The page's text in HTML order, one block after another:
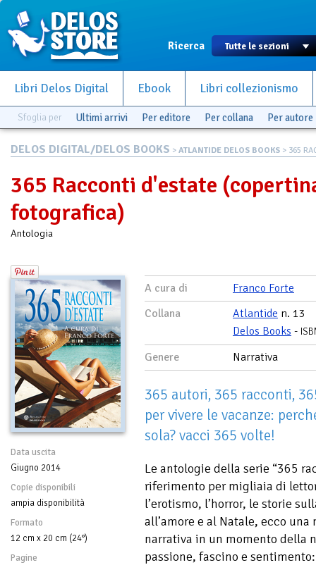
Ricerca
Libri Delos Digital Ebook Libri collezionismo
Sfoglia per Ultimi arrivi Per editore Per collana Per autore
DELOS DIGITAL/DELOS BOOKS > ATLANTIDE DELOS BOOKS > 365
365 Racconti d'estate
fotografica)
Antologia
Data uscita
Giugno 2014
Copie disponibili
ampia disponibilità
Formato
12 cm x 20 cm (24°)
Pagine
A cura di
Franco Forte
Collana
Atlantide n. 13
Delos Books -
Genere Narrativa
365 autori, 365 racconti,
per vivere le vacanze:
sola? vacci 365 volte!
Le antologie della serie “365
riferimento per migliaia di
l’erotismo, l’horror, le storie
all’amore e al Natale, ecco
narrativa in un momento della
passione, fascino e